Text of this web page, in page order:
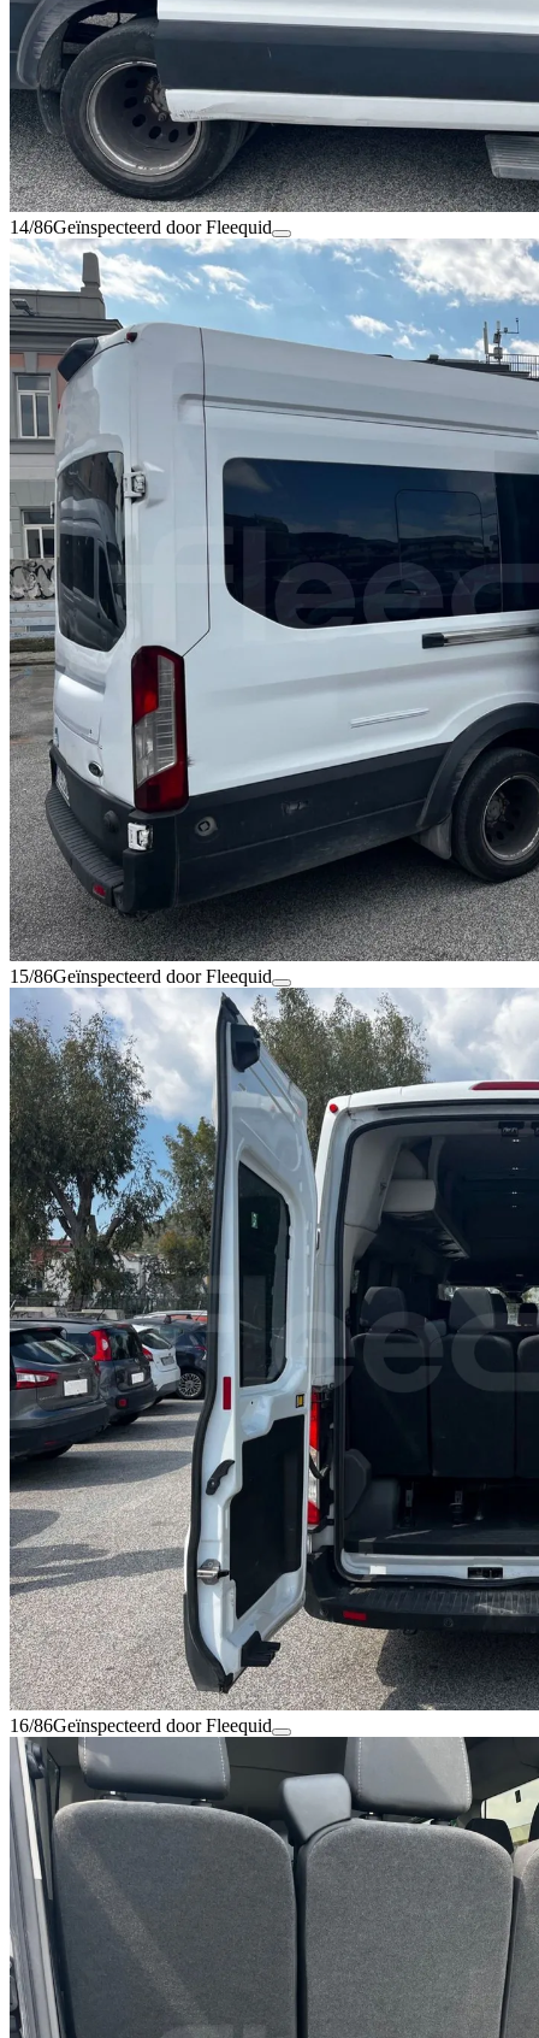
14/86Geïnspecteerd door Fleequid
15/86Geïnspecteerd door Fleequid
16/86Geïnspecteerd door Fleequid